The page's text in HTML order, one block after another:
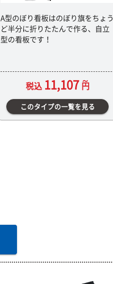
A型のぼり看板はのぼり旗をちょう
ど半分に折りたたんで作る、自立
型の看板です！
税込 11,107 円
このタイプの一覧を見る